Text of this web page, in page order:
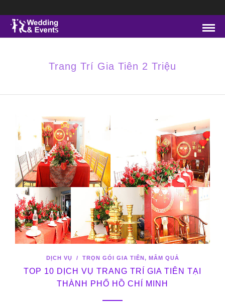
Trang Trí Gia Tiên 2 Triệu
DỊCH VỤ / TRỌN GÓI GIA TIÊN, MÂM QUẢ
TOP 10 DỊCH VỤ TRANG TRÍ GIA TIÊN TẠI
THÀNH PHỐ HỒ CHÍ MINH